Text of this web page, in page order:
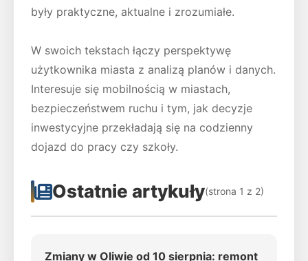
były praktyczne, aktualne i zrozumiałe.
W swoich tekstach łączy perspektywę
użytkownika miasta z analizą planów i danych.
Interesuje się mobilnością w miastach,
bezpieczeństwem ruchu i tym, jak decyzje
inwestycyjne przekładają się na codzienny
dojazd do pracy czy szkoły.
Ostatnie artykuły(strona 1 z 2)
Zmiany w Oliwie od 10 sierpnia: remont